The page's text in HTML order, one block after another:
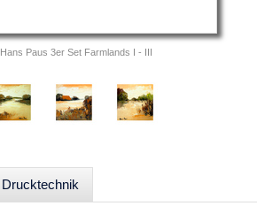
Hans Paus 3er Set Farmlands I - III
Drucktechnik